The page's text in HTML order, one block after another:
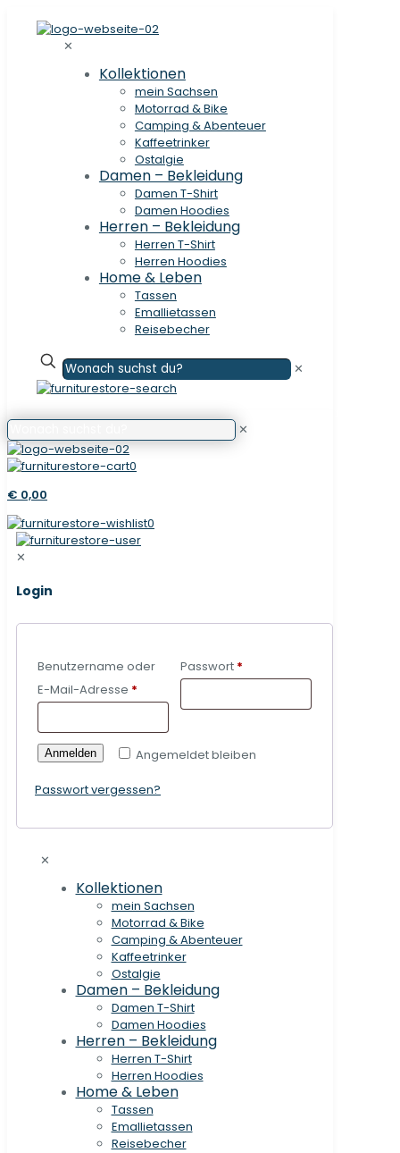
✕
Kollektionen
mein Sachsen
Motorrad & Bike
Camping & Abenteuer
Kaffeetrinker
Ostalgie
Damen – Bekleidung
Damen T-Shirt
Damen Hoodies
Herren – Bekleidung
Herren T-Shirt
Herren Hoodies
Home & Leben
Tassen
Emallietassen
Reisebecher
✕
✕
0
€ 0,00
0
✕
Login
Benutzername oder
E-Mail-Adresse *
Passwort *
Angemeldet bleiben
Anmelden
Passwort vergessen?
✕
Kollektionen
mein Sachsen
Motorrad & Bike
Camping & Abenteuer
Kaffeetrinker
Ostalgie
Damen – Bekleidung
Damen T-Shirt
Damen Hoodies
Herren – Bekleidung
Herren T-Shirt
Herren Hoodies
Home & Leben
Tassen
Emallietassen
Reisebecher